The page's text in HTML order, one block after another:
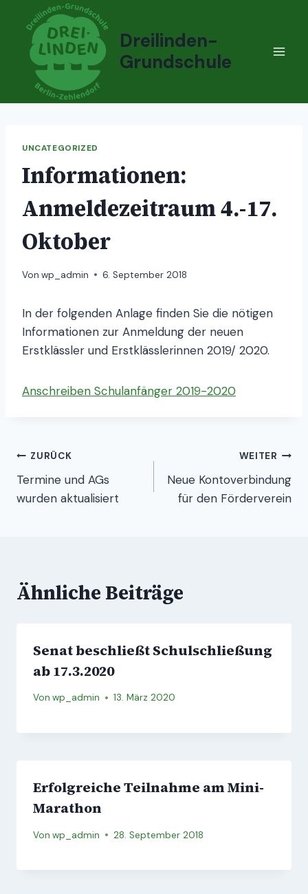
Inhalt
springen
Dreilinden-
Grundschule
UNCATEGORIZED
Informationen:
Anmeldezeitraum 4.-17.
Oktober
Von wp_admin 6. September 2018
In der folgenden Anlage finden Sie die nötigen
Informationen zur Anmeldung der neuen
Erstklässler und Erstklässlerinnen 2019/ 2020.
Anschreiben Schulanfänger 2019-2020
Beitragsnavigation
ZURÜCK
Termine und AGs
wurden aktualisiert
WEITER
Neue Kontoverbindung
für den Förderverein
Ähnliche Beiträge
Senat beschließt Schulschließung
ab 17.3.2020
Von wp_admin 13. März 2020
Erfolgreiche Teilnahme am Mini-
Marathon
Von wp_admin 28. September 2018